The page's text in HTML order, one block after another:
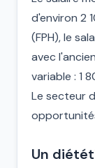
d'environ 2
(FPH), le
avec
variable : 1
Le secteur
Un